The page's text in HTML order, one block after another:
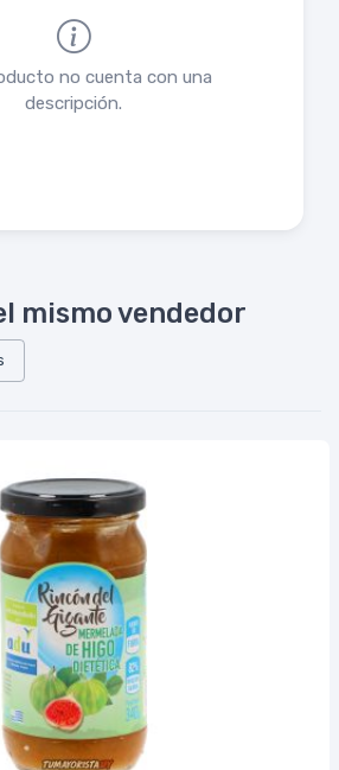
no cuenta con una
descripción.
mismo vendedor